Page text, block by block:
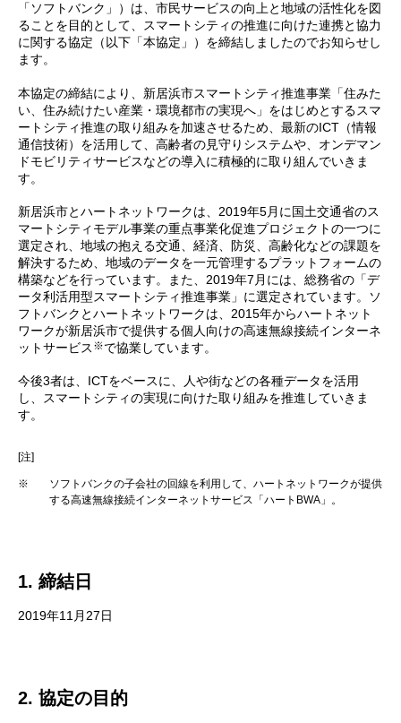
「ソフトバンク」）は、市民サービスの向上と地域の活性化を図
ることを目的として、スマートシティの推進に向けた連携と協力
に関する協定（以下「本協定」）を締結しましたのでお知らせし
ます。
本協定の締結により、新居浜市スマートシティ推進事業「住みた
い、住み続けたい産業・環境都市の実現へ」をはじめとするスマ
ートシティ推進の取り組みを加速させるため、最新のICT（情報
通信技術）を活用して、高齢者の見守りシステムや、オンデマン
ドモビリティサービスなどの導入に積極的に取り組んでいきま
す。
新居浜市とハートネットワークは、2019年5月に国土交通省のス
マートシティモデル事業の重点事業化促進プロジェクトの一つに
選定され、地域の抱える交通、経済、防災、高齢化などの課題を
解決するため、地域のデータを一元管理するプラットフォームの
構築などを行っています。また、2019年7月には、総務省の「デ
ータ利活用型スマートシティ推進事業」に選定されています。ソ
フトバンクとハートネットワークは、2015年からハートネット
ワークが新居浜市で提供する個人向けの高速無線接続インターネ
ットサービス ※で協業しています。
今後3者は、ICTをベースに、人や街などの各種データを活用
し、スマートシティの実現に向けた取り組みを推進していきま
す。
[注]
※
ソフトバンクの子会社の回線を利用して、ハートネットワークが提供
する高速無線接続インターネットサービス「ハートBWA」。
1. 締結日
2019年11月27日
2. 協定の目的